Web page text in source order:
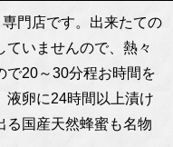
門店です。出来たての
いませんので、熱々
で20～30分程お時間を
液卵に24時間以上漬け
る国産天然蜂蜜も名物